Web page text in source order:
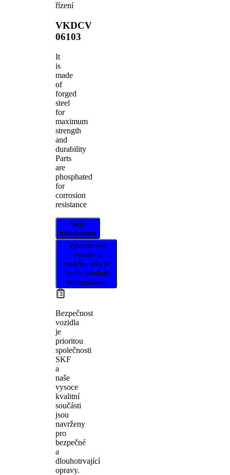
řízení
VKDCV
06103
It
is
made
of
forged
steel
for
maximum
strength
and
durability
Parts
are
phosphated
for
corrosion
resistance
Najít
distributora
Vyberte své
vozidlo a
ověřte, zda je
tento produkt
kompatibilní.
Bezpečnost
vozidla
je
prioritou
společnosti
SKF
a
naše
vysoce
kvalitní
součásti
jsou
navrženy
pro
bezpečné
a
dlouhotrvající
opravy.